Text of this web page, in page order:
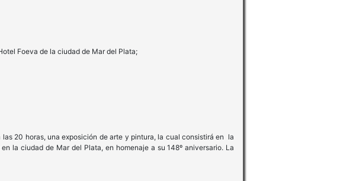
Foeva de la ciudad de Mar del Plata;
horas, una exposición de arte y pintura, la cual consistirá en la
la ciudad de Mar del Plata, en homenaje a su 148º aniversario. La